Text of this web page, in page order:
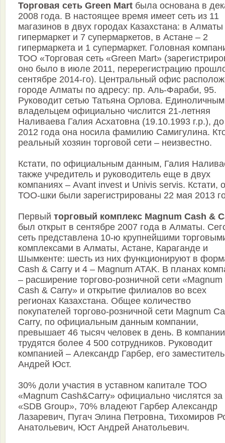
Торговая сеть Green Mart была основана в
2008 года. В настоящее время имеет сеть из 11
магазинов в двух городах Казахстана: в
гипермаркет и 7 супермаркетов, в Астане – 2
гипермаркета и 1 супермаркет. Головная
ТОО «Торговая сеть «Green Mart»
оно было в июле 2011, перерегистрацию
сентябре 2014-го). Центральный офис
городе Алматы по адресу: пр. Аль-Фараби, 95.
Руководит сетью Татьяна Орлова. Единоличным
владельцем официально числится 21-летняя
Наливаева Галия Асхатовна (19.10.1993 г.р.), до
2012 года она носила фамилию Самигулина.
реальный хозяин торговой сети – неизвестно.
Кстати, по официальным данным, Галия
также учредитель и руководитель еще в двух
компаниях – Avant invest и Univis servis. Кстати,
ТОО-шки были зарегистрированы 22 мая 2013
Первый торговый комплекс Magnum Cash &
был открыт в сентябре 2007 года в Алматы.
сеть представлена 10-ю крупнейшими
комплексами в Алматы, Астане, Караганде и
Шымкенте: шесть из них функционируют в
Cash & Carry и 4 – Magnum ATAK. В планах
– расширение торгово-розничной сети «Magnum
Cash & Carry» и открытие филиалов во всех
регионах Казахстана. Общее количество
покупателей торгово-розничной сети Magnum
Carry, по официальным данным компании,
превышает 46 тысяч человек в день. В компании
трудятся более 4 500 сотрудников. Руководит
компанией – Александр Гарбер, его
Андрей Юст.
30% доли участия в уставном капитале ТОО
«Magnum Cash&Carry» официально числятся
«SDB Group», 70% владеют Гарбер Александр
Лазаревич, Пугач Элина Петровна, Тихомиров
Анатольевич, Юст Андрей Анатольевич.